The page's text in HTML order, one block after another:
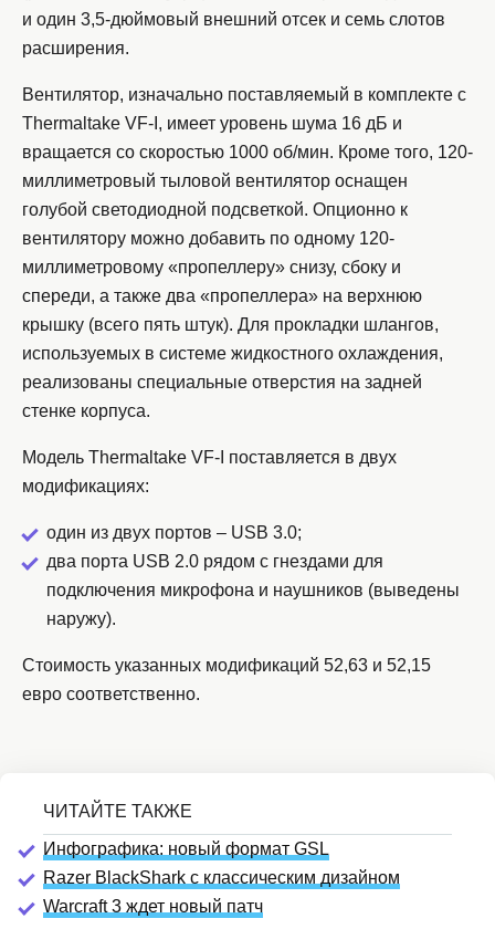
и один 3,5-дюймовый внешний отсек и семь слотов
расширения.
Вентилятор, изначально поставляемый в комплекте с
Thermaltake VF-I, имеет уровень шума 16 дБ и
вращается со скоростью 1000 об/мин. Кроме того, 120-
миллиметровый тыловой вентилятор оснащен
голубой светодиодной подсветкой. Опционно к
вентилятору можно добавить по одному 120-
миллиметровому «пропеллеру» снизу, сбоку и
спереди, а также два «пропеллера» на верхнюю
крышку (всего пять штук). Для прокладки шлангов,
используемых в системе жидкостного охлаждения,
реализованы специальные отверстия на задней
стенке корпуса.
Модель Thermaltake VF-I поставляется в двух
модификациях:
один из двух портов – USB 3.0;
два порта USB 2.0 рядом с гнездами для
подключения микрофона и наушников (выведены
наружу).
Стоимость указанных модификаций 52,63 и 52,15
евро соответственно.
Инфографика: новый формат GSL
Razer BlackShark с классическим дизайном
Warcraft 3 ждет новый патч